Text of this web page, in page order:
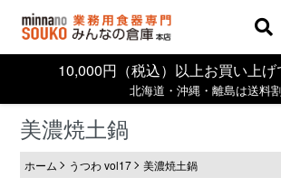
10,000円（税込）以上お買い上
北海道・沖縄・離島は送料
美濃焼土鍋
ホーム うつわ vol17 美濃焼土鍋